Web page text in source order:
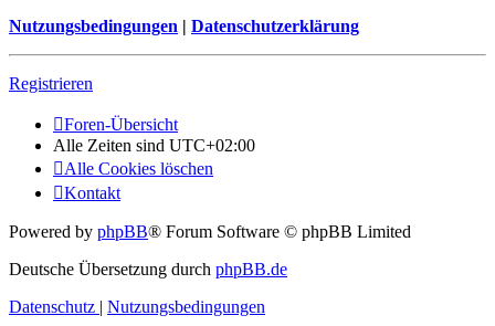
Nutzungsbedingungen | Datenschutzerklärung
Registrieren
Foren-Übersicht
Alle Zeiten sind UTC+02:00
Alle Cookies löschen
Kontakt
Powered by phpBB® Forum Software © phpBB Limited
Deutsche Übersetzung durch phpBB.de
Datenschutz | Nutzungsbedingungen